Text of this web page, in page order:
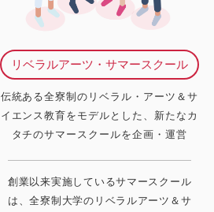
リベラルアーツ・サマースクール
伝統ある全寮制のリベラル・アーツ＆サ
イエンス教育をモデルとした、新たなカ
タチのサマースクールを企画・運営
創業以来実施しているサマースクール
は、全寮制大学のリベラルアーツ＆サ